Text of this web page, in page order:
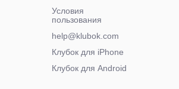
Условия
пользования
help@klubok.com
Клубок для iPhone
Клубок для Android